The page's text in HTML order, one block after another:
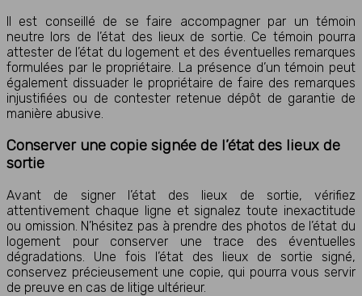
Il est conseillé de se faire accompagner par un témoin
neutre lors de l’état des lieux de sortie. Ce témoin pourra
attester de l’état du logement et des éventuelles remarques
formulées par le propriétaire. La présence d’un témoin peut
également dissuader le propriétaire de faire des remarques
injustifiées ou de contester retenue dépôt de garantie de
manière abusive.
Conserver une copie signée de l’état des lieux de
sortie
Avant de signer l’état des lieux de sortie, vérifiez
attentivement chaque ligne et signalez toute inexactitude
ou omission. N’hésitez pas à prendre des photos de l’état du
logement pour conserver une trace des éventuelles
dégradations. Une fois l’état des lieux de sortie signé,
conservez précieusement une copie, qui pourra vous servir
de preuve en cas de litige ultérieur.